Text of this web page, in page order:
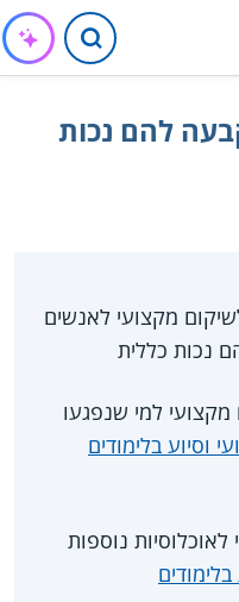
להם נכות
מקצועי לאנשים
נכות כללית
למי שנפגעו
וסיוע בלימודים
נוספות